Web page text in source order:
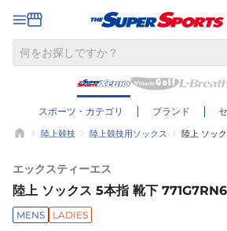
スポーツ・カテゴリ ブランド
陸上競技 陸上競技用ソックス 陸上 ソッ
エックスティーエス
陸上 ソックス 5本指 靴下
MENS LADIES